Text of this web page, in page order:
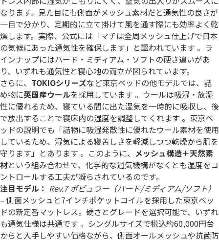
なります。見た目にも側面がメッシュ素材だと通気性の良さが
一目で分かり、定期的に立て掛けて風を通す際にも効率よく乾
燥します。実際、公式には「マチは全周メッシュ仕上げで日本
の気候にあった通気性を確保します」と謳われています 。ラ
インナップにはハード・ミディアム・ソフトの硬さ違いがあ
り、いずれも通気性と寝心地の両立が図られています。
さらに、 TOKIOシリーズなど東京ベッドの他モデルでは、詰
め物に英国産ウールを採用しています 。ウールは吸湿・放湿
性に優れるため、寝ている間に出た湿気を一時的に吸収し、後
で放出することで寝床内の湿度を調整してくれます 。東京ベ
ッドの説明でも「詰物に吸湿発散性に優れたウール素材を使用
しているため、湿気による寝苦しさを軽減しつつ乾燥から肌を
守ります」とあります 。このように、 メッシュ構造＋天然素
材という組み合わせで、化学的な通気機構がなくとも湿度をコ
ントロールする工夫が凝らされているのです。
注目モデル： Rev.7 ポピュラー（ハード/ミディアム/ソフト）
– 側面メッシュと7インチポケットコイルを採用した東京ベッ
ドの新定番マットレス。硬さとグレードを選択可能で、いずれ
も通気仕様は共通です 。シングルサイズで税込約60,000円台
からと入手しやすい価格ながら、側面オールメッシュや抗菌防